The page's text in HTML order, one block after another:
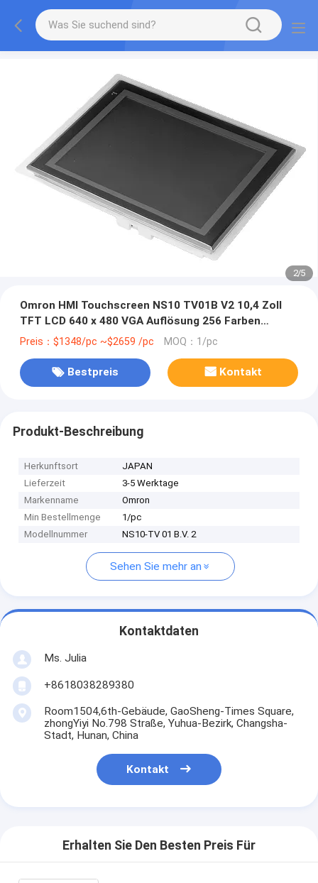
2/5
Omron HMI Touchscreen NS10 TV01B V2 10,4 Zoll
TFT LCD 640 x 480 VGA Auflösung 256 Farben
Ethernet USB RS232C IP65 Schutz
Preis：$1348/pc ~$2659 /pc MOQ：1/pc
Bestpreis Kontakt
Produkt-Beschreibung
Herkunftsort
JAPAN
Lieferzeit
3-5 Werktage
Markenname
Omron
Min Bestellmenge
1/pc
Modellnummer
NS10-TV 01 B.V. 2
Sehen Sie mehr an
Kontaktdaten
Ms. Julia
+8618038289380
Room1504,6th-Gebäude, GaoSheng-Times Square,
zhongYiyi No.798 Straße, Yuhua-Bezirk, Changsha-
Stadt, Hunan, China
Kontakt
Erhalten Sie Den Besten Preis Für